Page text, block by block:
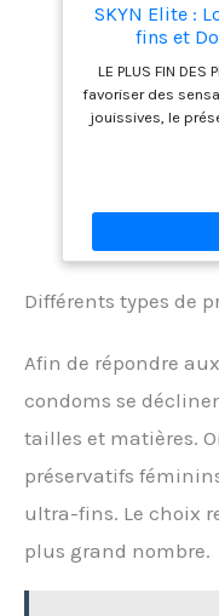
SKYN Elite :
fins et
LE PLUS FIN DES
favoriser des
jouissives, le
DOUX ET
fabriqué à partir
polyisoprène
qu'il donne
tout. UN
question de
améliorer vos
DISCRÈTE :
contenu.
rigoureusement
plus strictes,
Différents types de
Afin de répondre
condoms se
tailles et matières.
préservatifs
ultra-fins. Le choix
plus grand nombre.